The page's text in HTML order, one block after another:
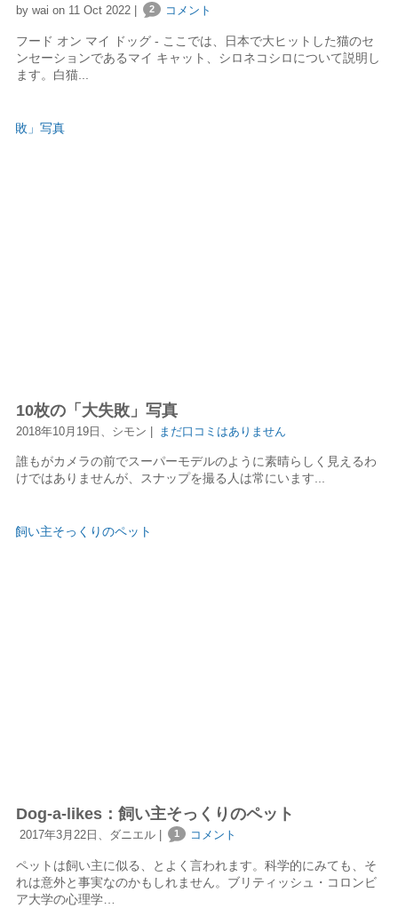
by wai on 11 Oct 2022 | 2 コメント
フード オン マイ ドッグ - ここでは、日本で大ヒットした猫のセ
ンセーションであるマイ キャット、シロネコシロについて説明し
ます。白猫...
10枚の「大失敗」写真
2018年10月19日、シモン | まだ口コミはありません
誰もがカメラの前でスーパーモデルのように素晴らしく見えるわ
けではありませんが、スナップを撮る人は常にいます...
Dog-a-likes：飼い主そっくりのペット
2017年3月22日、ダニエル | 1 コメント
ペットは飼い主に似る、とよく言われます。科学的にみても、そ
れは意外と事実なのかもしれません。ブリティッシュ・コロンビ
ア大学の心理学…